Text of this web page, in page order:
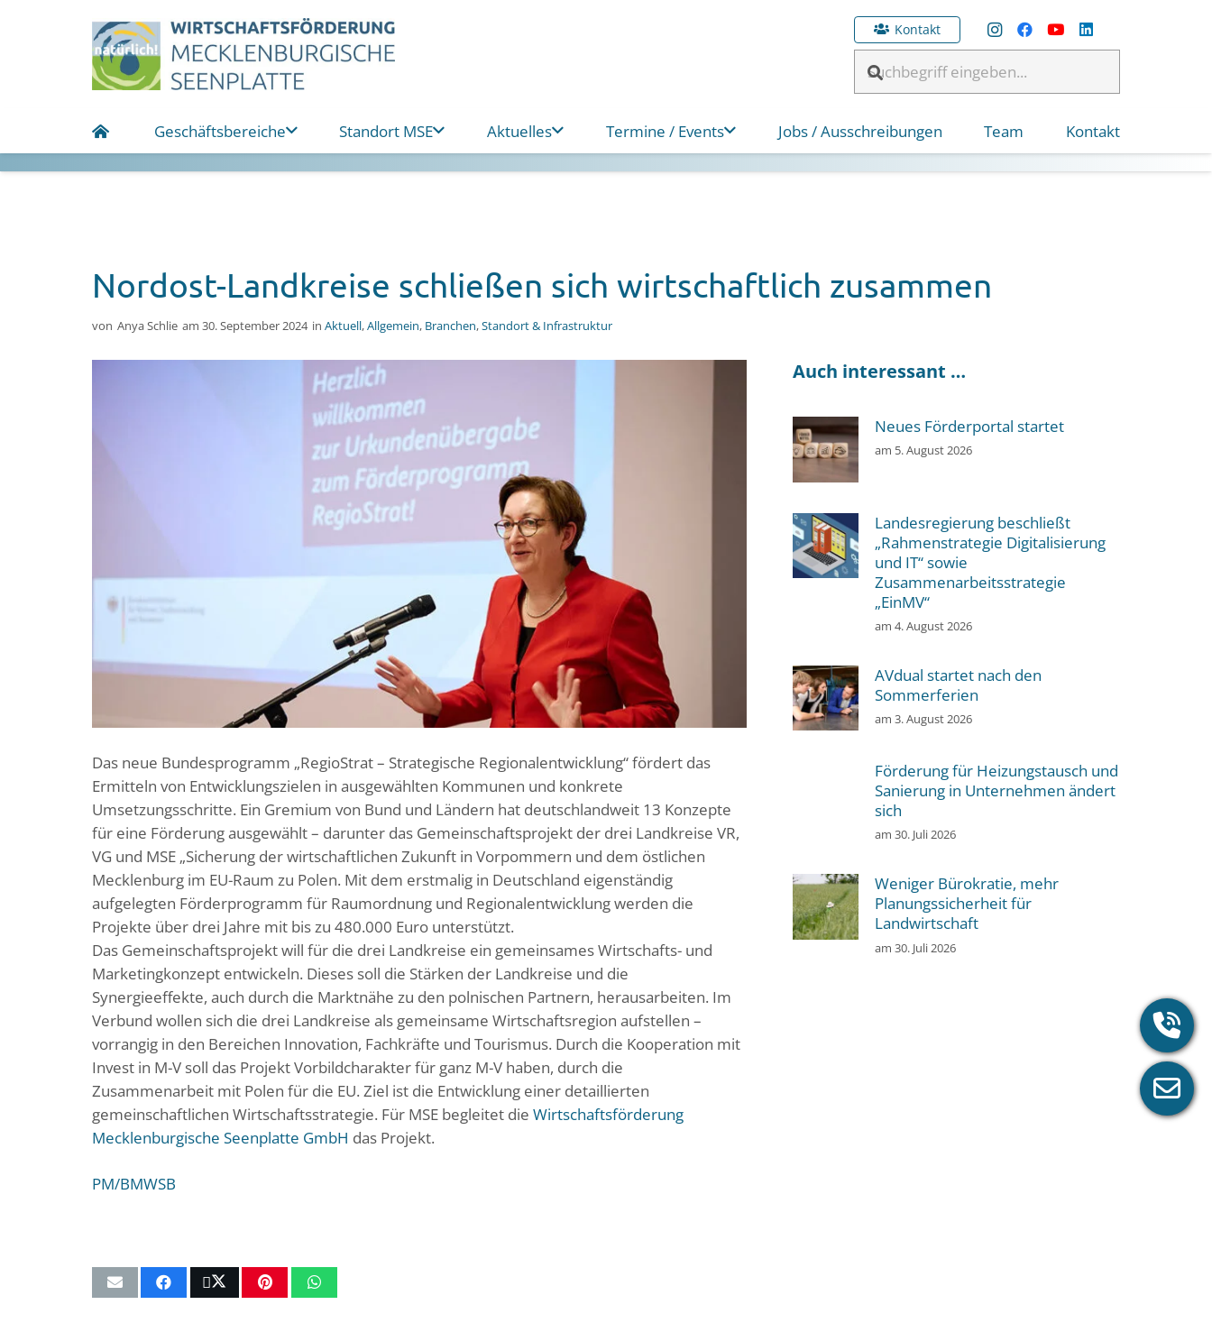
Kontakt
Geschäftsbereiche Standort MSE Aktuelles Termine / Events Jobs / Ausschreibungen Team Kontakt
Nordost-Landkreise schließen sich wirtschaftlich zusammen
von Anya Schlie am30. September 2024 inAktuell,Allgemein, Branchen,Standort & Infrastruktur
Das neue Bundesprogramm „RegioStrat – Strategische Regionalentwicklung“ fördert das
Ermitteln von Entwicklungszielen in ausgewählten Kommunen und konkrete
Umsetzungsschritte. Ein Gremium von Bund und Ländern hat deutschlandweit 13 Konzepte
für eine Förderung ausgewählt – darunter das Gemeinschaftsprojekt der drei Landkreise VR,
VG und MSE „Sicherung der wirtschaftlichen Zukunft in Vorpommern und dem östlichen
Mecklenburg im EU-Raum zu Polen. Mit dem erstmalig in Deutschland eigenständig
aufgelegten Förderprogramm für Raumordnung und Regionalentwicklung werden die
Projekte über drei Jahre mit bis zu 480.000 Euro unterstützt.
Das Gemeinschaftsprojekt will für die drei Landkreise ein gemeinsames Wirtschafts- und
Marketingkonzept entwickeln. Dieses soll die Stärken der Landkreise und die
Synergieeffekte, auch durch die Marktnähe zu den polnischen Partnern, herausarbeiten. Im
Verbund wollen sich die drei Landkreise als gemeinsame Wirtschaftsregion aufstellen –
vorrangig in den Bereichen Innovation, Fachkräfte und Tourismus. Durch die Kooperation mit
Invest in M-V soll das Projekt Vorbildcharakter für ganz M-V haben, durch die
Zusammenarbeit mit Polen für die EU. Ziel ist die Entwicklung einer detaillierten
gemeinschaftlichen Wirtschaftsstrategie. Für MSE begleitet die Wirtschaftsförderung
Mecklenburgische Seenplatte GmbH das Projekt.
PM/BMWSB
Auch interessant …
Neues Förderportal startet
am 5. August 2026
Landesregierung beschließt
„Rahmenstrategie Digitalisierung
und IT“ sowie
Zusammenarbeitsstrategie
„EinMV“
am 4. August 2026
AVdual startet nach den
Sommerferien
am 3. August 2026
Förderung für Heizungstausch und
Sanierung in Unternehmen ändert
sich
am 30. Juli 2026
Weniger Bürokratie, mehr
Planungssicherheit für
Landwirtschaft
am 30. Juli 2026